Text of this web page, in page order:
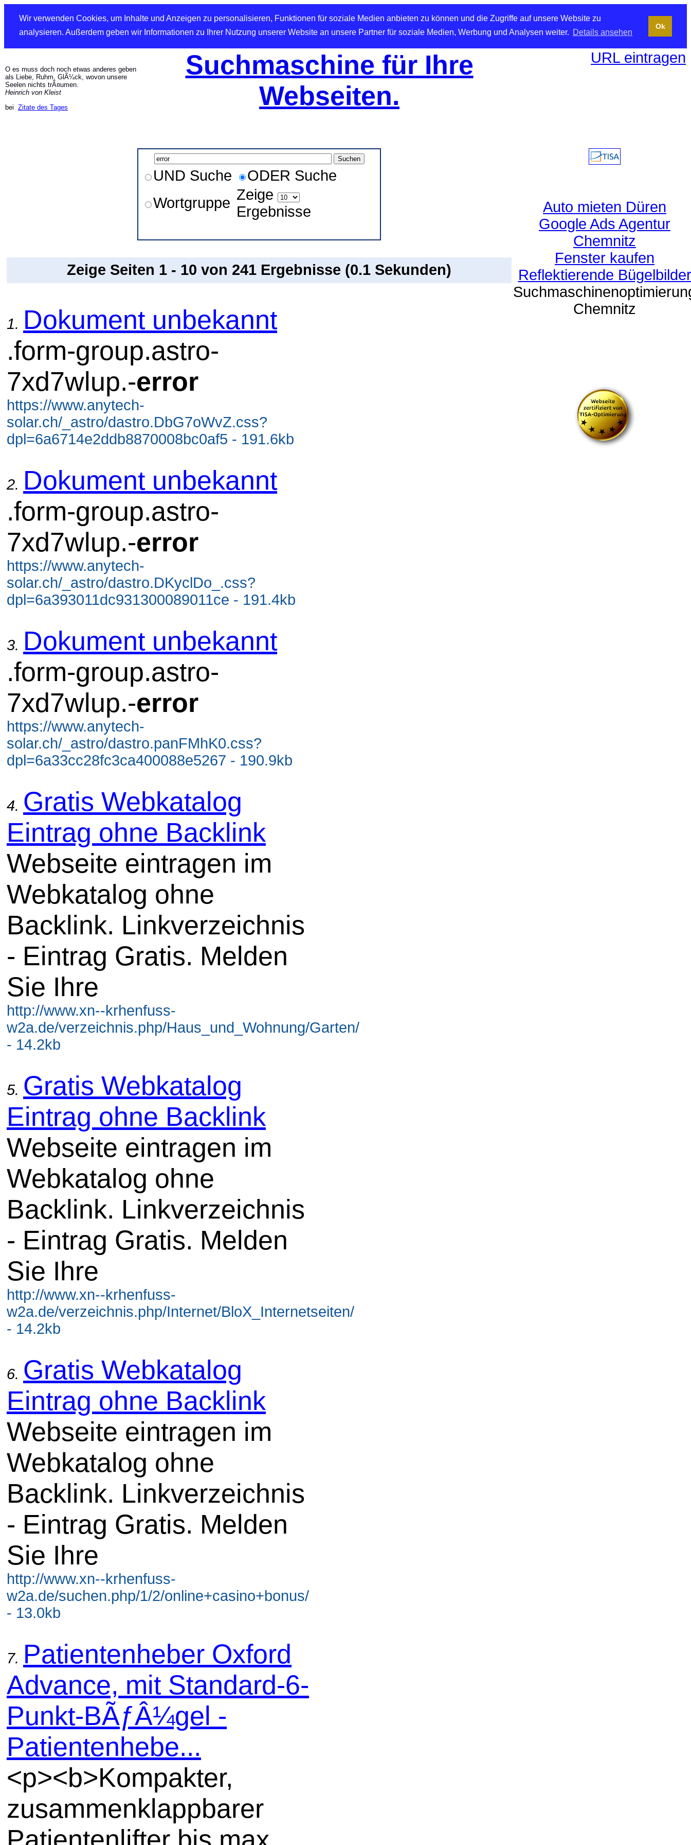
Wir verwenden Cookies, um Inhalte und Anzeigen zu personalisieren, Funktionen für soziale Medien anbieten zu können und die Zugriffe auf unsere Website zu
analysieren. Außerdem geben wir Informationen zu Ihrer Nutzung unserer Website an unsere Partner für soziale Medien, Werbung und Analysen weiter. Details ansehen
Ok
O es muss doch noch etwas anderes geben
als Liebe, Ruhm, GlÃ¼ck, wovon unsere
Seelen nichts trÃ¤umen.
Heinrich von Kleist
bei Zitate des Tages
Suchmaschine für Ihre
Webseiten.
URL eintragen
UND Suche
ODER Suche
Wortgruppe Zeige
Ergebnisse
Zeige Seiten 1 - 10 von 241 Ergebnisse (0.1 Sekunden)
1. Dokument unbekannt
.form-group.astro-
7xd7wlup.-error
https://www.anytech-
solar.ch/_astro/dastro.DbG7oWvZ.css?
dpl=6a6714e2ddb8870008bc0af5 - 191.6kb
2. Dokument unbekannt
.form-group.astro-
7xd7wlup.-error
https://www.anytech-
solar.ch/_astro/dastro.DKyclDo_.css?
dpl=6a393011dc931300089011ce - 191.4kb
3. Dokument unbekannt
.form-group.astro-
7xd7wlup.-error
https://www.anytech-
solar.ch/_astro/dastro.panFMhK0.css?
dpl=6a33cc28fc3ca400088e5267 - 190.9kb
4. Gratis Webkatalog
Eintrag ohne Backlink
Webseite eintragen im
Webkatalog ohne
Backlink. Linkverzeichnis
- Eintrag Gratis. Melden
Sie Ihre
http://www.xn--krhenfuss-
w2a.de/verzeichnis.php/Haus_und_Wohnung/Garten/
- 14.2kb
5. Gratis Webkatalog
Eintrag ohne Backlink
Webseite eintragen im
Webkatalog ohne
Backlink. Linkverzeichnis
- Eintrag Gratis. Melden
Sie Ihre
http://www.xn--krhenfuss-
w2a.de/verzeichnis.php/Internet/BloX_Internetseiten/
- 14.2kb
6. Gratis Webkatalog
Eintrag ohne Backlink
Webseite eintragen im
Webkatalog ohne
Backlink. Linkverzeichnis
- Eintrag Gratis. Melden
Sie Ihre
http://www.xn--krhenfuss-
w2a.de/suchen.php/1/2/online+casino+bonus/
- 13.0kb
7. Patientenheber Oxford
Advance, mit Standard-6-
Punkt-BÃƒÂ¼gel -
Patientenhebe...
<p><b>Kompakter,
zusammenklappbarer
Auto mieten Düren
Google Ads Agentur
Chemnitz
Fenster kaufen
Reflektierende Bügelbilder
Chemnitz